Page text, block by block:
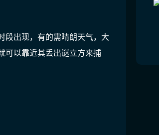
段出现，有的需晴朗天气，大
可以靠近其丢出谜立方来捕